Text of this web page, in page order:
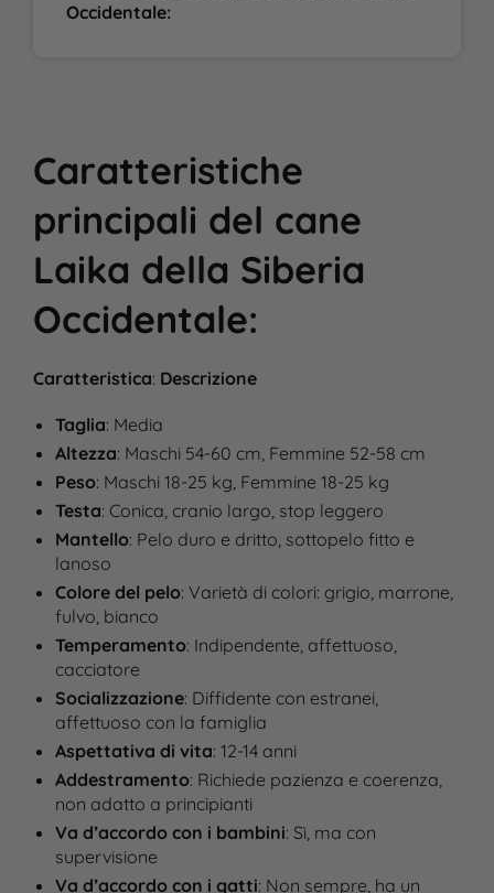
Occidentale:
Caratteristiche
principali del cane
Laika della Siberia
Occidentale:
Caratteristica: Descrizione
Taglia: Media
Altezza: Maschi 54-60 cm, Femmine 52-58 cm
Peso: Maschi 18-25 kg, Femmine 18-25 kg
Testa: Conica, cranio largo, stop leggero
Mantello: Pelo duro e dritto, sottopelo fitto e
lanoso
Colore del pelo: Varietà di colori: grigio, marrone,
fulvo, bianco
Temperamento: Indipendente, affettuoso,
cacciatore
Socializzazione: Diffidente con estranei,
affettuoso con la famiglia
Aspettativa di vita: 12-14 anni
Addestramento: Richiede pazienza e coerenza,
non adatto a principianti
Va d’accordo con i bambini: Sì, ma con
supervisione
Va d’accordo con i gatti: Non sempre, ha un